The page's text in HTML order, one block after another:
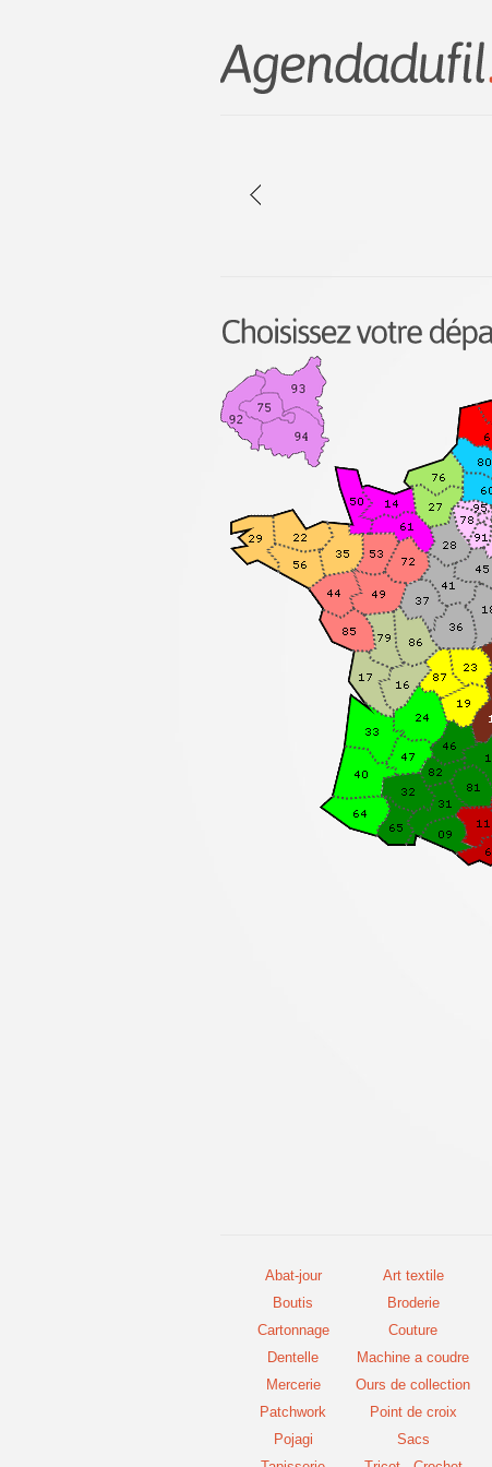
Abat-jour
Art textile
Boutis
Broderie
Cartonnage
Couture
Dentelle
Machine a coudre
Mercerie
Ours de collection
Patchwork
Point de croix
Pojagi
Sacs